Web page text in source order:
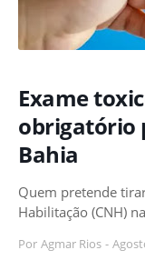
Exame
obrigatório
Bahia
Quem pretende
Habilitação (CNH)
Por Agmar Rios -